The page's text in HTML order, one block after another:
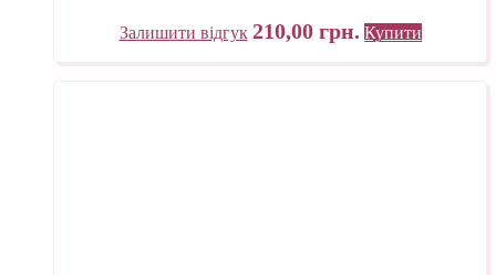
Залишити відгук 210,00 грн. Купити